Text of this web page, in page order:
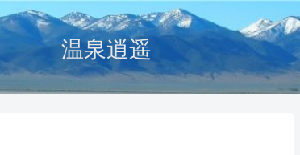
温泉逍遥